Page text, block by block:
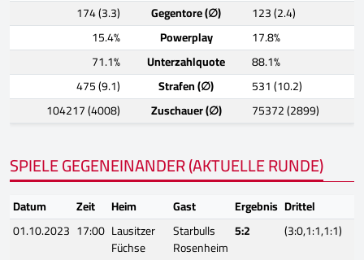
174 (3.3)
Gegentore (∅)
123 (2.4)
15.4%
Powerplay
17.8%
71.1%
Unterzahlquote
88.1%
475 (9.1)
Strafen (∅)
531 (10.2)
104217 (4008)
Zuschauer (∅) 75372 (2899)
SPIELE GEGENEINANDER (AKTUELLE RUNDE)
Datum Zeit Heim Gast Ergebnis Drittel
01.10.2023 17:00 Lausitzer
Füchse
Starbulls
Rosenheim
5:2
(3:0,1:1,1:1)